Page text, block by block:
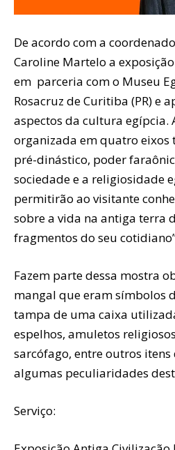
De acordo com a
Caroline Martelo a
em parceria com o Museu
Rosacruz de Curitiba (PR) e
aspectos da cultura egípcia.
organizada em quatro eixos
pré-dinástico, poder
sociedade e a religiosidade
permitirão ao visitante
sobre a vida na antiga terra
fragmentos do seu
Fazem parte dessa mostra
mangal que eram símbolos
tampa de uma caixa
espelhos, amuletos
sarcófago, entre outros
algumas peculiaridades
Serviço: